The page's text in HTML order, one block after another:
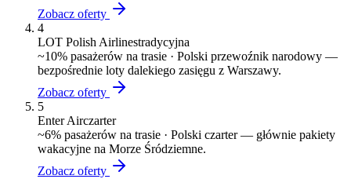
Zobacz oferty
4
LOT Polish Airlinestradycyjna
~10% pasażerów na trasie · Polski przewoźnik narodowy —
bezpośrednie loty dalekiego zasięgu z Warszawy.
Zobacz oferty
5
Enter Airczarter
~6% pasażerów na trasie · Polski czarter — głównie pakiety
wakacyjne na Morze Śródziemne.
Zobacz oferty